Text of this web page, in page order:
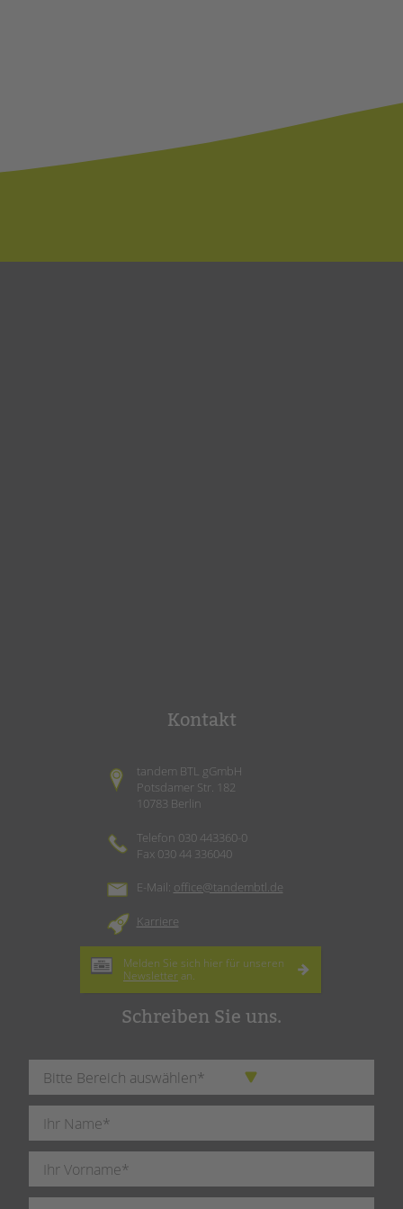
Kontakt
tandem BTL gGmbH
Potsdamer Str. 182
10783 Berlin
Telefon 030 443360-0
Fax 030 44 336040
E-Mail: office@tandembtl.de
Karriere
Melden Sie sich hier für unseren
Newsletter an.
Schreiben Sie uns.